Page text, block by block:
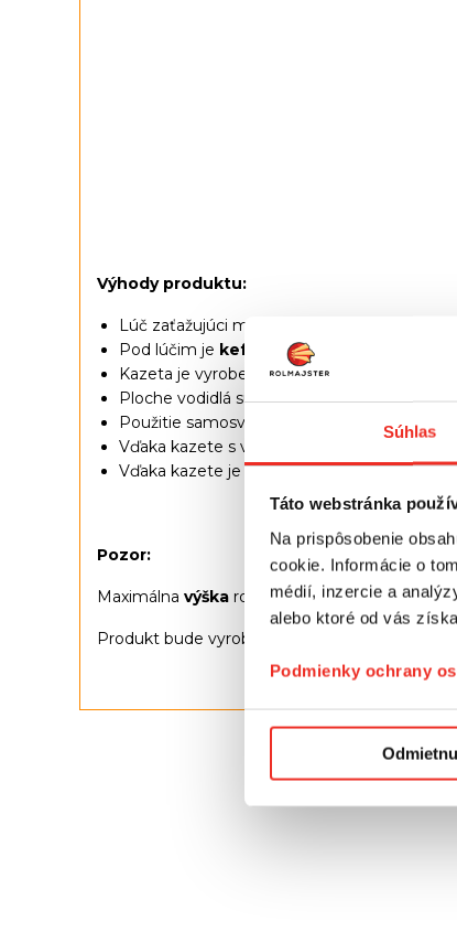
Súhlas
Táto webstránka
Na prispôsobenie
cookie. Informácie o
médií, inzercie a
alebo ktoré od vás
Podmienky ochrany
Výhody produktu:
Lúč zaťažujúci materiál je vyrobená z
Pod lúčim je kefové tesnenie
Kazeta je vyrobená zhliníka
Ploche vodidlá sú namontované na
Použitie samosvorného systému, vďaka
Vďaka kazete s vodidlami roleta
Vďaka kazete je zrolovaná tkanina tienená,
Pozor:
Maximálna výška rolety, ktorú vieme vyrobiť
Produkt bude vyrobený podľa špecifikácie